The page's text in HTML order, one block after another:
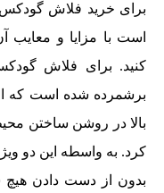
است با مزایا و معایب
برشمرده شده است که
بالا در روشن ساختن
کرد. به واسطه این دو
بدون از دست دادن هیچ